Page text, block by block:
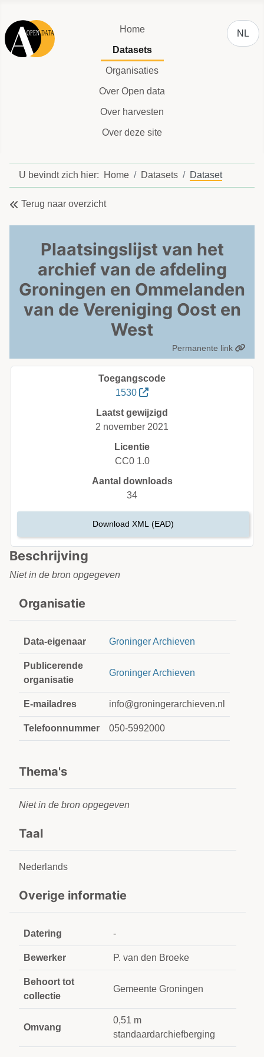
Home
Datasets
Organisaties
Over Open data
Over harvesten
Over deze site
NL
U bevindt zich hier: Home Datasets Dataset
Terug naar overzicht
Plaatsingslijst van het
archief van de afdeling
Groningen en Ommelanden
van de Vereniging Oost en
West
Permanente link
Beschrijving
Niet in de bron opgegeven
Organisatie
Data-eigenaar Groninger Archieven
Publicerende
organisatie
Groninger Archieven
E-mailadres info@groningerarchieven.nl
Telefoonnummer 050-5992000
Thema's
Niet in de bron opgegeven
Taal
Nederlands
Overige informatie
Datering -
Bewerker P. van den Broeke
Behoort tot
collectie
Gemeente Groningen
Omvang
0,51 m
standaardarchiefberging
Toegangscode
1530
Laatst gewijzigd
2 november 2021
Licentie
CC0 1.0
Aantal downloads
34
Download XML (EAD)